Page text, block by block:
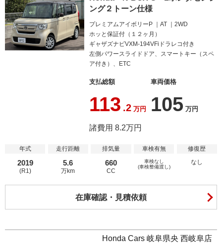
ング２トーン仕様
プレミアムアイボリーP AT
2WD
ホッと保証付（１２ヶ月）
ギャザズナビVXM-194VFiドラレコ付き
左側パワースライドドア、スマートキー（スペ
ア付き）、ETC
支払総額
113 .2 万円
車両価格
105 万円
諸費用 8.2万円
年式
2019
(R1)
走行距離
5.6
万km
排気量
660
CC
車検有無
車検なし
(車検整備渡し)
修復歴
なし
在庫確認・見積依頼
Honda Cars 岐阜県央 西岐阜店